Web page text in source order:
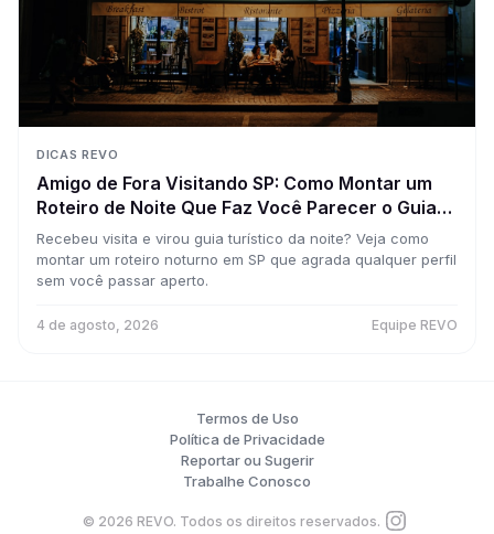
DICAS REVO
Amigo de Fora Visitando SP: Como Montar um
Roteiro de Noite Que Faz Você Parecer o Guia
Perfeito da Cidade
Recebeu visita e virou guia turístico da noite? Veja como
montar um roteiro noturno em SP que agrada qualquer perfil
sem você passar aperto.
4 de agosto, 2026 Equipe REVO
Termos de Uso
Política de Privacidade
Reportar ou Sugerir
Trabalhe Conosco
© 2026 REVO. Todos os direitos reservados.